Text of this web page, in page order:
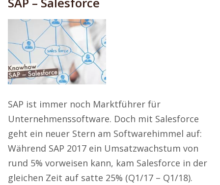
SAP ist immer noch Marktführer für
Unternehmenssoftware. Doch mit Salesforce
geht ein neuer Stern am Softwarehimmel auf:
Während SAP 2017 ein Umsatzwachstum von
rund 5% vorweisen kann, kam Salesforce in der
gleichen Zeit auf satte 25% (Q1/17 – Q1/18).